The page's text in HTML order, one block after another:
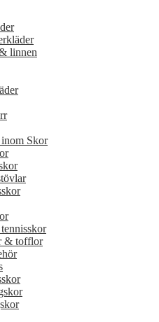
linnen
Skor
& tofflor